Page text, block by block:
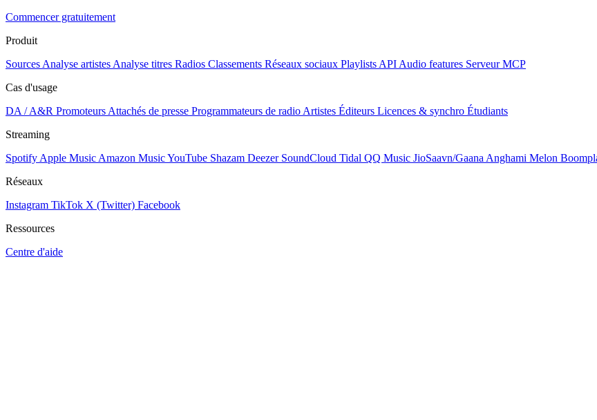
Commencer gratuitement
Produit
Sources Analyse artistes Analyse titres Radios Classements Réseaux sociaux Playlists API Audio features Serveur MCP
Cas d'usage
DA / A&R Promoteurs Attachés de presse Programmateurs de radio Artistes Éditeurs Licences & synchro Étudiants
Streaming
Spotify Apple Music Amazon MusicYouTube Shazam Deezer SoundCloud Tidal QQ Music JioSaavn/Gaana Anghami Melon
Réseaux
Instagram TikTok X (Twitter) Facebook
Ressources
Centre d'aide